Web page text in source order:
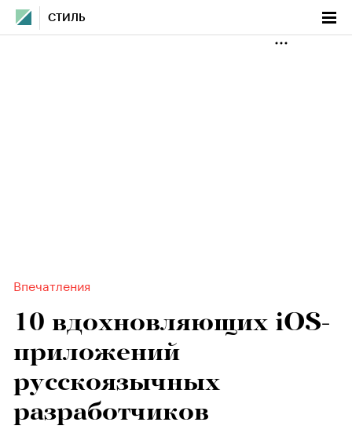
СТИЛЬ
Впечатления
10 вдохновляющих iOS-
приложений
русскоязычных
разработчиков